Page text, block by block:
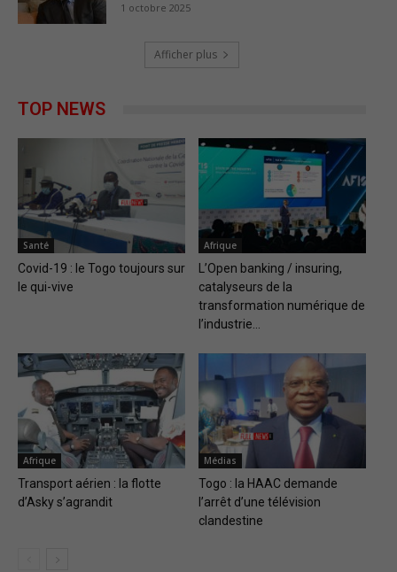
1 octobre 2025
Afficher plus
TOP NEWS
Santé
Covid-19 : le Togo toujours sur
le qui-vive
Afrique
L’Open banking / insuring,
catalyseurs de la
transformation numérique de
l’industrie...
Afrique
Transport aérien : la flotte
d’Asky s’agrandit
Médias
Togo : la HAAC demande
l’arrêt d’une télévision
clandestine